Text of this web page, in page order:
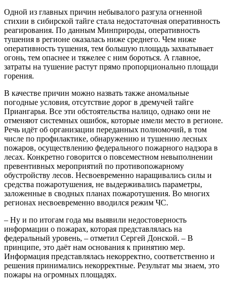
Одной из главных причин небывалого разгула огненной
стихии в сибирской тайге стала недостаточная оперативность
реагирования. По данным Минприроды, оперативность
тушения в регионе оказалась ниже среднего. Чем ниже
оперативность тушения, тем большую площадь захватывает
огонь, тем опаснее и тяжелее с ним бороться. А главное,
затраты на тушение растут прямо пропорционально площади
горения.
В качестве причин можно назвать также аномальные
погодные условия, отсутствие дорог в дремучей тайге
Приангарья. Все эти обстоятельства налицо, однако они не
отменяют системных ошибок, которые имели место в регионе.
Речь идёт об организации переданных полномочий, в том
числе по профилактике, обнаружению и тушению лесных
пожаров, осуществлению федерального пожарного надзора в
лесах. Конкретно говорится о повсеместном невыполнении
превентивных мероприятий по противопожарному
обустройству лесов. Несвоевременно наращивались силы и
средства пожаротушения, не выдерживались параметры,
заложенные в сводных планах пожаротушения. Во многих
регионах несвоевременно вводился режим ЧС.
– Ну и по итогам года мы выявили недостоверность
информации о пожарах, которая представлялась на
федеральный уровень, – отметил Сергей Донской. – В
принципе, это даёт нам основания к принятию мер.
Информация представлялась некорректно, соответственно и
решения принимались некорректные. Результат мы знаем, это
пожары на огромных площадях.